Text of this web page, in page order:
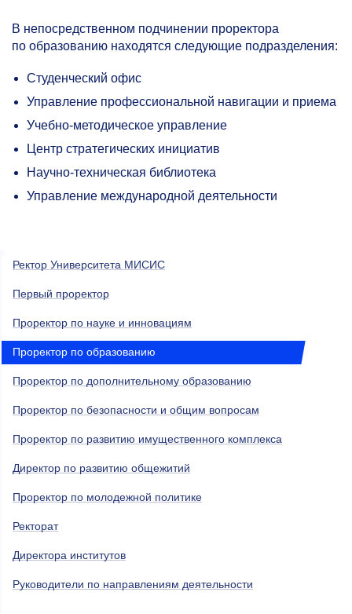
В непосредственном подчинении проректора
по образованию находятся следующие подразделения:
Студенческий офис
Управление профессиональной навигации и приема
Учебно-методическое управление
Центр стратегических инициатив
Научно-техническая библиотека
Управление международной деятельности
Ректор Университета МИСИС
Первый проректор
Проректор по науке и инновациям
Проректор по образованию
Проректор по дополнительному образованию
Проректор по безопасности и общим вопросам
Проректор по развитию имущественного комплекса
Директор по развитию общежитий
Проректор по молодежной политике
Ректорат
Директора институтов
Руководители по направлениям деятельности